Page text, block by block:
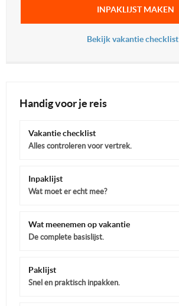
INPAKLIJST MAKEN
Bekijk vakantie checklist
Handig voor je reis
Vakantie checklist
Alles controleren voor vertrek.
Inpaklijst
Wat moet er echt mee?
Wat meenemen op vakantie
De complete basislijst.
Paklijst
Snel en praktisch inpakken.